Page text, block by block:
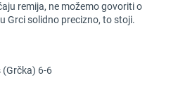
remija, ne možemo govoriti o
Grci solidno precizno, to stoji.
6-6